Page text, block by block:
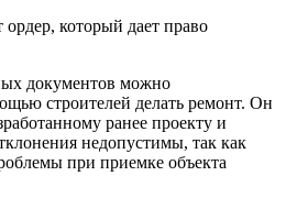
который дает право
документов можно
строителей делать ремонт. Он
ранее проекту и
недопустимы, так как
при приемке объекта